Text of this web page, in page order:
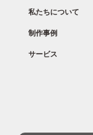
私たちについて
制作事例
サービス